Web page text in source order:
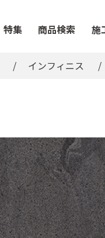
特集 商品検索 施
インフィニス